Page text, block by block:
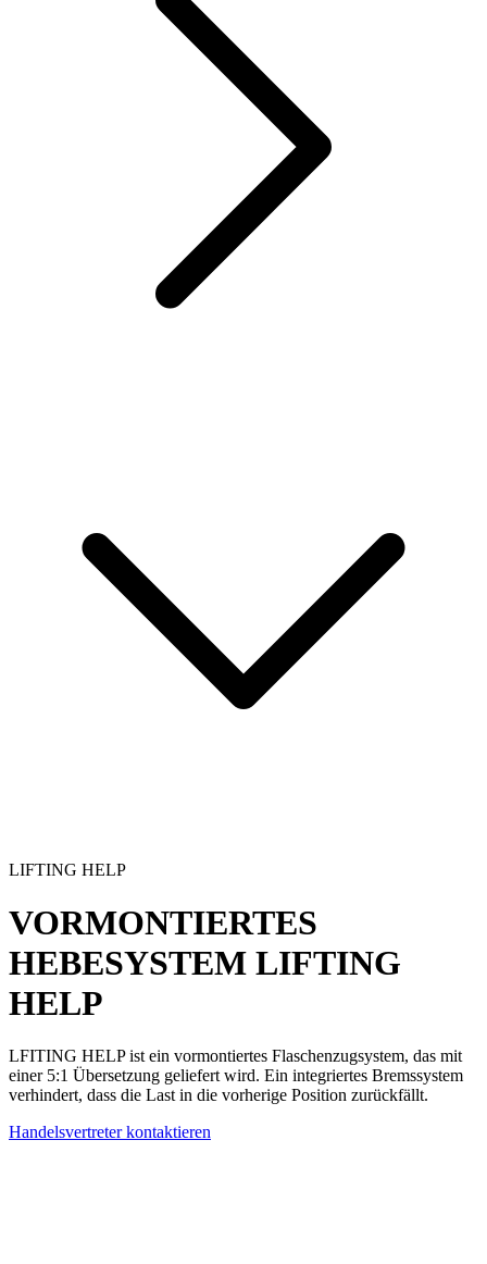
LIFTING HELP
VORMONTIERTES
HEBESYSTEM LIFTING
HELP
LFITING HELP ist ein vormontiertes Flaschenzugsystem, das mit
einer 5:1 Übersetzung geliefert wird. Ein integriertes Bremssystem
verhindert, dass die Last in die vorherige Position zurückfällt.
Handelsvertreter kontaktieren